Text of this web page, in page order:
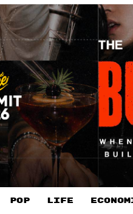
POP LIFE